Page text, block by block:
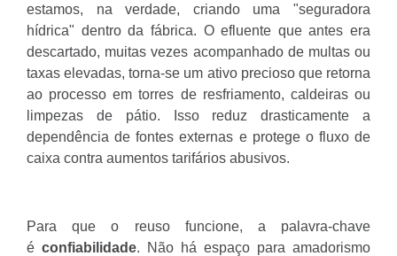
estamos, na verdade, criando uma "seguradora
hídrica" dentro da fábrica. O efluente que antes era
descartado, muitas vezes acompanhado de multas ou
taxas elevadas, torna-se um ativo precioso que retorna
ao processo em torres de resfriamento, caldeiras ou
limpezas de pátio. Isso reduz drasticamente a
dependência de fontes externas e protege o fluxo de
caixa contra aumentos tarifários abusivos.
Para que o reuso funcione, a palavra-chave
é confiabilidade. Não há espaço para amadorismo